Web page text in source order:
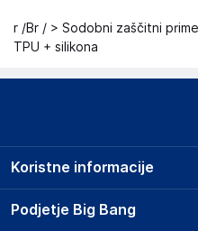
r /Br / > Sodobni zaščitni
TPU + silikona
Podjetje Big Bang
Koristne informacije
Prodajna mesta